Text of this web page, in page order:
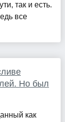
так и есть.
все
Но был
как